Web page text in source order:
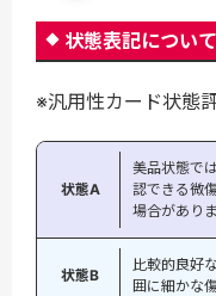
状態表記について
※汎用性カード状態
状態A
美品状態で
認できる微
場合がありま
状態B
比較的良好
囲に細かな